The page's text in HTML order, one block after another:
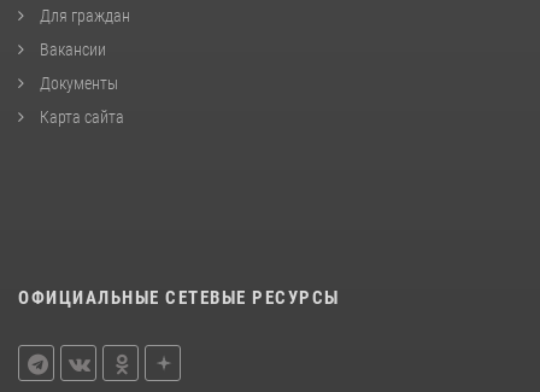
Для граждан
Вакансии
Документы
Карта сайта
ОФИЦИАЛЬНЫЕ СЕТЕВЫЕ РЕСУРСЫ